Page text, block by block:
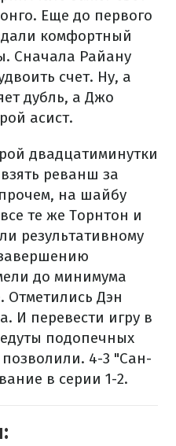
Еще до первого
комфортный
Сначала Райану
счет. Ну, а
дубль, а Джо
асист.
двадцатиминутки
реванш за
на шайбу
те же Торнтон и
результативному
до минимума
Отметились Дэн
И перевести игру в
подопечных
4-3 "Сан-
в серии 1-2.